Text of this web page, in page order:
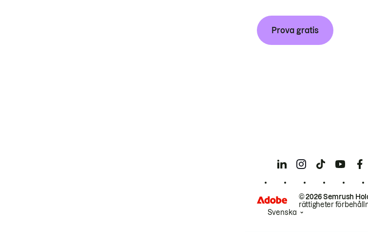
Prova gratis
© 2026 Semrush
rättigheter
Svenska